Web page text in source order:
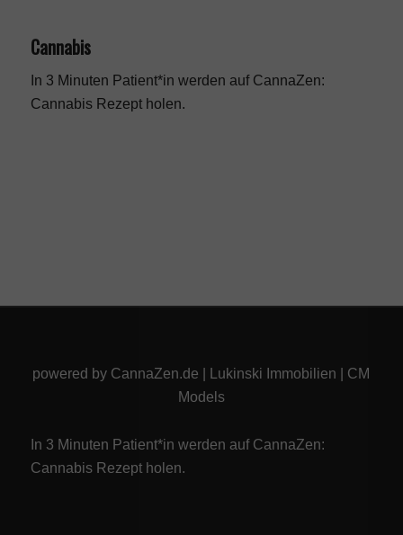
Cannabis
In 3 Minuten Patient*in werden auf CannaZen:
Cannabis Rezeptholen.
powered by CannaZen.de Lukinski Immobilien
CM
Models
In 3 Minuten Patient*in werden auf CannaZen:
Cannabis Rezeptholen.